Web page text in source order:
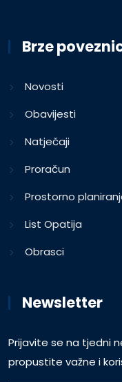
Brze
Novosti
Obavijesti
Natječaji
Proračun
Prostorno
List Opatija
Obrasci
Newsletter
Prijavite se na tjedni
propustite važne i